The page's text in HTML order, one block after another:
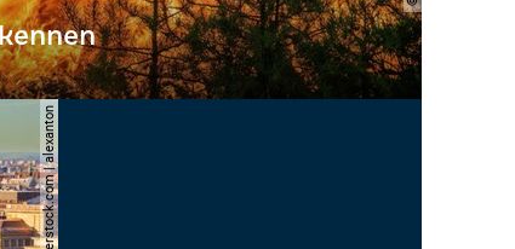
© shutterstock.com | alexanton